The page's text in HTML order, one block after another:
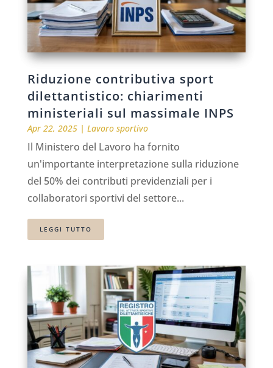
Riduzione contributiva sport
dilettantistico: chiarimenti
ministeriali sul massimale INPS
Apr 22, 2025| Lavoro sportivo
Il Ministero del Lavoro ha fornito
un'importante interpretazione sulla riduzione
del 50% dei contributi previdenziali per i
collaboratori sportivi del settore...
LEGGI TUTTO